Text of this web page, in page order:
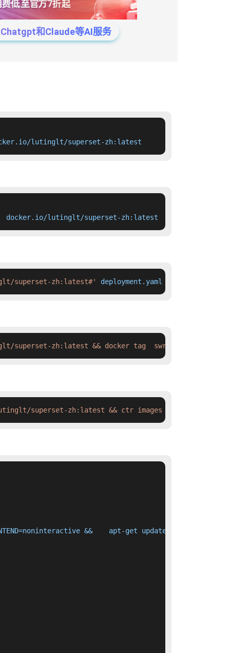
和Claude等AI服务
lutinglt/superset-zh:latest
docker.io/lutinglt/superset-zh:latest
superset-zh:latest#' deployment.yaml
superset-zh:latest && docker tag  swr.cn-north-
superset-zh:latest && ctr images tag
&&    apt-get update &&